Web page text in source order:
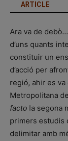
ARTICLE
Ara va de
d’uns quants
constituir un
d’acció per
regió, ahir es va
Metropolitana
facto la segona
primers estudis
delimitar amb